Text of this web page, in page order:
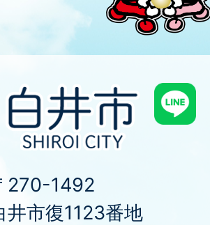
270-1492
井市復1123番地